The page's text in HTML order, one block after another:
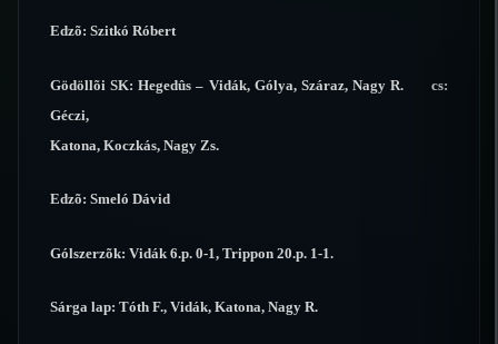
Edzõ: Szitkó Róbert
Gödöllõi SK: Hegedûs – Vidák, Gólya, Száraz, Nagy R. cs:
Géczi,
Katona, Koczkás, Nagy Zs.
Edzõ: Smeló Dávid
Gólszerzõk: Vidák 6.p. 0-1, Trippon 20.p. 1-1.
Sárga lap: Tóth F., Vidák, Katona, Nagy R.